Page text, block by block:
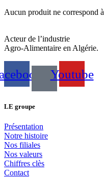
Aucun produit ne correspond
Acteur de l’industrie
Agro-Alimentaire en Algérie.
Youtube
LE groupe
Présentation
Notre histoire
Nos filiales
Nos valeurs
Chiffres clès
Contact